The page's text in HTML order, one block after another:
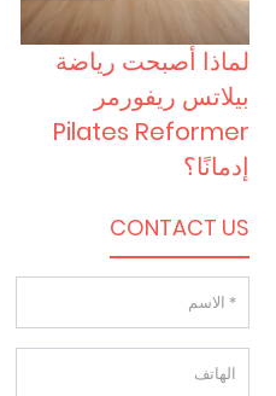
لماذا أصبحت رياضة
بيلاتس ريفورمر
Pilates Reformer
إدمانًا؟
CONTACT US